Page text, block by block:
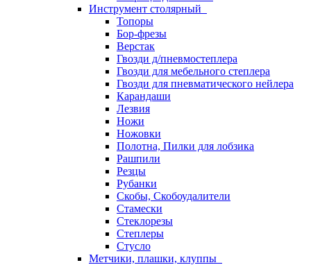
Инструмент столярный
Топоры
Бор-фрезы
Верстак
Гвозди д/пневмостеплера
Гвозди для мебельного степлера
Гвозди для пневматического нейлера
Карандаши
Лезвия
Ножи
Ножовки
Полотна, Пилки для лобзика
Рашпили
Резцы
Рубанки
Скобы, Скобоудалители
Стамески
Стеклорезы
Степлеры
Стусло
Метчики, плашки, клуппы